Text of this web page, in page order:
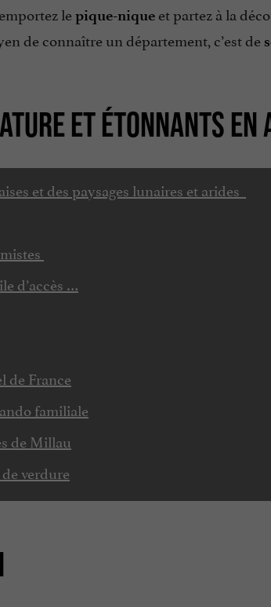
lepique-nique et partez à la
de connaître un département, c’est de
ET ÉTONNANTS EN
et des paysages lunaires et arides
d’accès …
de France
familiale
de Millau
verdure